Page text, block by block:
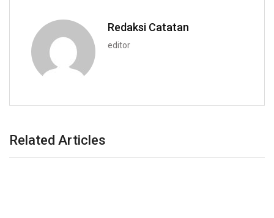
Redaksi Catatan
editor
Related Articles